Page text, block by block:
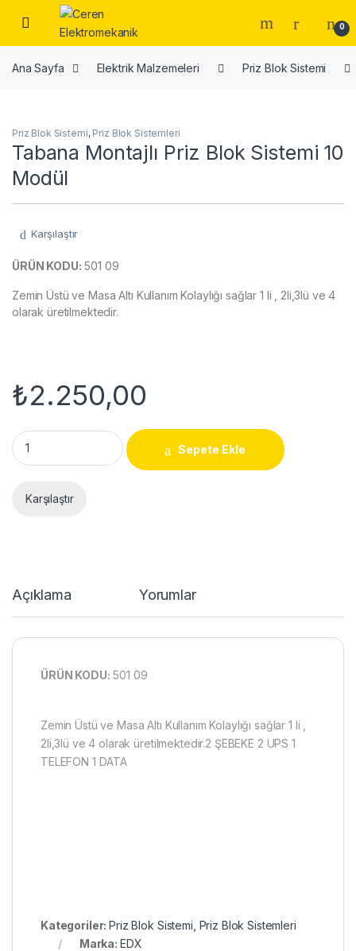
Skip to navigation
Skip to content
0
Ana Sayfa Elektrik Malzemeleri Priz Blok Sistemi
Priz Blok Sistemi, Priz Blok Sistemleri
Tabana Montajlı Priz Blok Sistemi 10
Modül
Karşılaştır
ÜRÜN KODU: 501 09
Zemin Üstü ve Masa Altı Kullanım Kolaylığı sağlar 1 li , 2li,3lü ve 4
olarak üretilmektedir.
₺2.250,00
Tabana Montajlı Priz Blok Sistemi 10 Modül quantity
Sepete Ekle
Karşılaştır
Açıklama Yorumlar
ÜRÜN KODU: 501 09
Zemin Üstü ve Masa Altı Kullanım Kolaylığı sağlar 1 li ,
2li,3lü ve 4 olarak üretilmektedir.2 ŞEBEKE 2 UPS 1
TELEFON 1 DATA
Kategoriler:Priz Blok Sistemi Priz Blok Sistemleri
Marka: EDX